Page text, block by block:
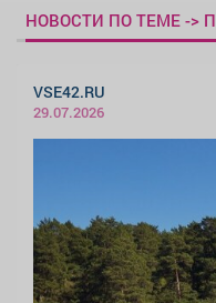
НОВОСТИ ПО ТЕМЕ ->
VSE42.RU
29.07.2026